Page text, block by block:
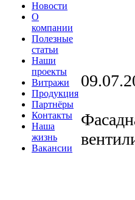
Новости
О
компании
Полезные
статьи
Наши
проекты
Витражи
Продукция
Партнёры
Контакты
Наша
жизнь
Вакансии